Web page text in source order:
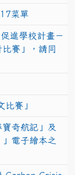
菜單
進學校計畫－
賽」，請同
比賽」
奇航記」及
」電子繪本之